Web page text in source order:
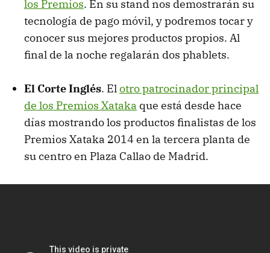
los Premios. En su stand nos demostrarán su
tecnología de pago móvil, y podremos tocar y
conocer sus mejores productos propios. Al
final de la noche regalarán dos phablets.
El Corte Inglés. Elotro patrocinador principal
de los Premios Xataka que está desde hace
días mostrando los productos finalistas de los
Premios Xataka 2014 en la tercera planta de
su centro en Plaza Callao de Madrid.